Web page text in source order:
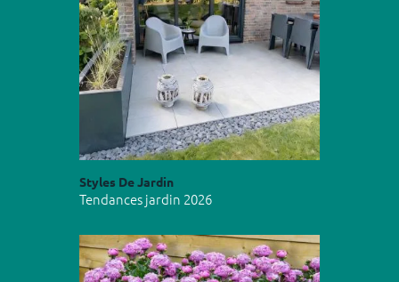
Styles De Jardin
Tendances jardin 2026